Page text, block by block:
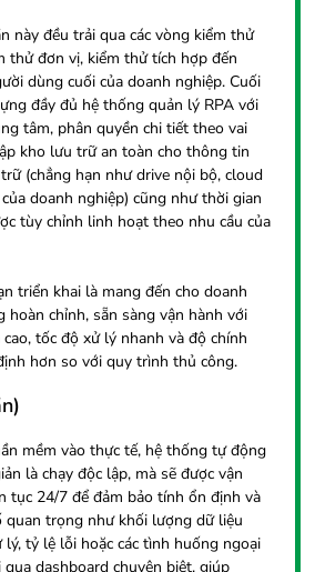
này đều trải qua các vòng kiểm thử
thử đơn vị, kiểm thử tích hợp đến
dùng cuối của doanh nghiệp. Cuối
đầy đủ hệ thống quản lý RPA với
tâm, phân quyền chi tiết theo vai
kho lưu trữ an toàn cho thông tin
(chẳng hạn như drive nội bộ, cloud
doanh nghiệp) cũng như thời gian
tùy chỉnh linh hoạt theo nhu cầu của
triển khai là mang đến cho doanh
hoàn chỉnh, sẵn sàng vận hành với
tốc độ xử lý nhanh và độ chính
hơn so với quy trình thủ công.
mềm vào thực tế, hệ thống tự động
là chạy độc lập, mà sẽ được vận
tục 24/7 để đảm bảo tính ổn định và
quan trọng như khối lượng dữ liệu
tỷ lệ lỗi hoặc các tình huống ngoại
dashboard chuyên biệt, giúp